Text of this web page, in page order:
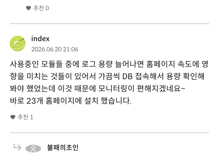
추천 0
index
2026.06.20 21:06
사용중인 모듈들 중에 로그 용량 늘어나면 홈페이지 속도에 영
향을 미치는 것들이 있어서 가끔씩 DB 접속해서 용량 확인해
봐야 했었는데 이것 때문에 모니터링이 편해지겠네요~
바로 23개 홈페이지에 설치 했습니다.
추천 1
불패의초인